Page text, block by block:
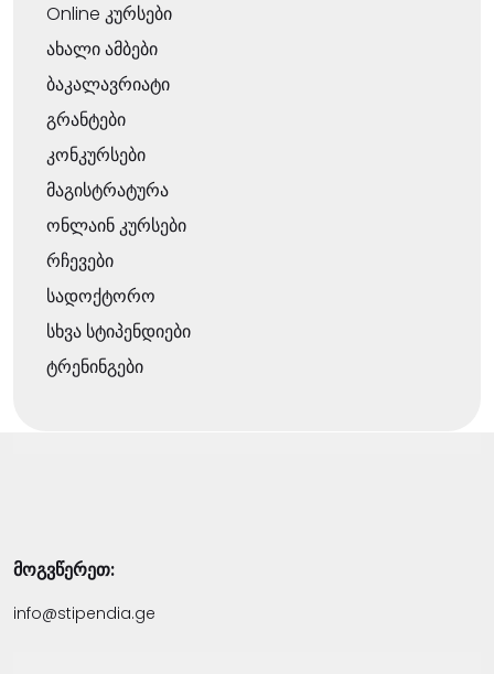
Online კურსები
ახალი ამბები
ბაკალავრიატი
გრანტები
კონკურსები
მაგისტრატურა
ონლაინ კურსები
რჩევები
სადოქტორო
სხვა სტიპენდიები
ტრენინგები
მოგვწერეთ:
info@stipendia.ge